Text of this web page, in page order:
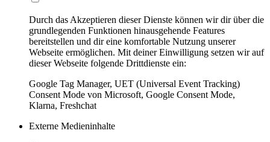
Durch das Akzeptieren dieser Dienste können wir dir über die
grundlegenden Funktionen hinausgehende Features
bereitstellen und dir eine komfortable Nutzung unserer
Webseite ermöglichen. Mit deiner Einwilligung setzen wir auf
dieser Webseite folgende Drittdienste ein:
Google Tag Manager, UET (Universal Event Tracking)
Consent Mode von Microsoft, Google Consent Mode,
Klarna, Freshchat
Externe Medieninhalte